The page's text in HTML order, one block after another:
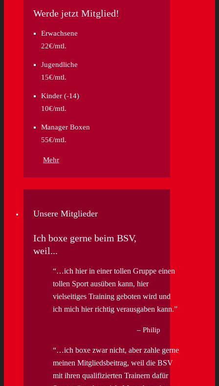
Werde jetzt Mitglied!
Erwachsene
22€/mtl.
Jugendliche
15€/mtl.
Kinder (-14)
10€/mtl.
Manager Boxen
55€/mtl.
Mehr
Unsere Mitglieder
Ich boxe gerne beim BSV,
weil...
…ich hier in einer tollen Gruppe einen
tollen Sport ausüben kann, hier
vielseitiges Training geboten wird und
ich mich hier richtig verausgaben kann.
Philip
…ich boxe zwar nicht, aber zahle gerne
meinen Mitgliedsbeitrag, weil die BSV
mit ihren qualifizierten Trainern dafür